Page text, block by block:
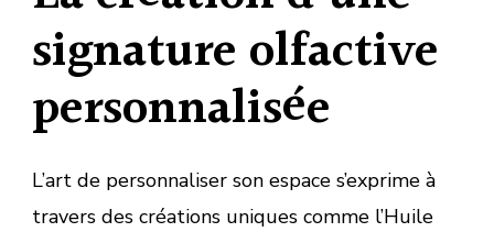
signature olfactive
personnalisée
L’art de personnaliser son espace s’exprime à
travers des créations uniques comme l’Huile